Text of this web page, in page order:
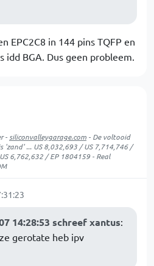
EPC2C8 in 144 pins TQFP en
idd BGA. Dus geen probleem.
- siliconvalleygarage.com - De voltooid
'zand' ... US 8,032,693 / US 7,714,746 /
6,762,632 / EP 1804159 - Real
14:28:53 schreef xantus:
gerotate heb ipv